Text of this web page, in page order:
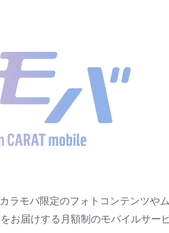
ラモバ限定のフォトコンテンツや
お届けする月額制のモバイルサービ